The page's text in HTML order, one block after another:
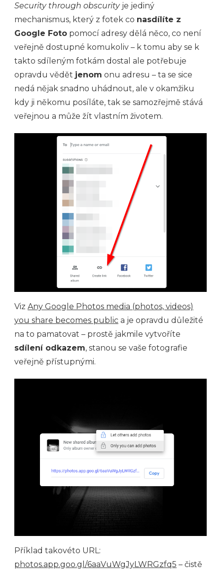
Security through obscurityje jediný
mechanismus, který z fotek co nasdílíte z
Google Foto pomocí adresy dělá něco, co není
veřejně dostupné komukoliv – k tomu aby se k
takto sdíleným fotkám dostal ale potřebuje
opravdu vědět jenom onu adresu – ta se sice
nedá nějak snadno uhádnout, ale v okamžiku
kdy ji někomu posíláte, tak se samozřejmě stává
veřejnou a může žít vlastním životem.
Viz Any Google Photos media (photos, videos)
you share becomes public a je opravdu důležité
na to pamatovat – prostě jakmile vytvoříte
sdílení odkazem, stanou se vaše fotografie
veřejně přístupnými.
Příklad takovéto URL:
photos.app.goo.gl/6aaVuWgJyLWRGzfq5 – čistě